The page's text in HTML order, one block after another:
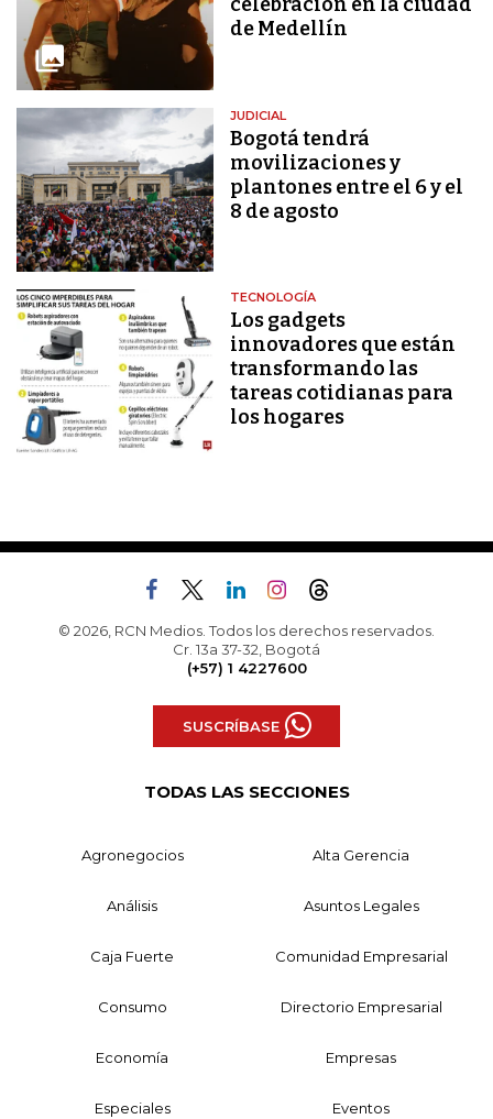
de Medellín
JUDICIAL
Bogotá tendrá
movilizaciones y
plantones entre el 6 y el
8 de agosto
TECNOLOGÍA
Los gadgets
innovadores que están
transformando las
tareas cotidianas para
los hogares
© 2026, RCN Medios. Todos los derechos reservados.
Cr. 13a 37-32, Bogotá
(+57) 1 4227600
SUSCRÍBASE
TODAS LAS SECCIONES
Agronegocios Alta Gerencia
Análisis Asuntos Legales
Caja Fuerte Comunidad Empresarial
Consumo Directorio Empresarial
Economía Empresas
Especiales Eventos